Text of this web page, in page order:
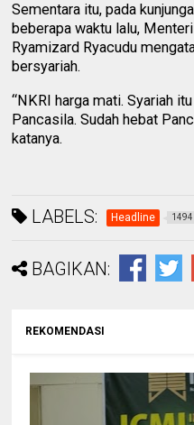
Sementara itu, pada
beberapa waktu lalu,
Ryamizard Ryacudu
bersyariah.
“NKRI harga mati. Syariah
Pancasila. Sudah hebat
katanya.
LABELS: Headline 1494
BAGIKAN:
REKOMENDASI